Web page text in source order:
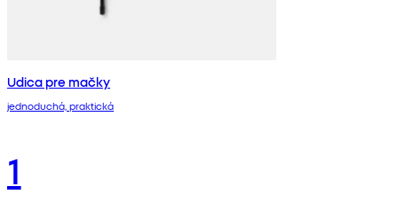
Udica pre mačky
jednoduchá, praktická
1